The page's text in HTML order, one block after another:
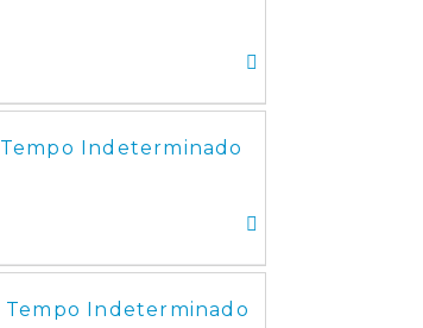
Indeterminado
Indeterminado